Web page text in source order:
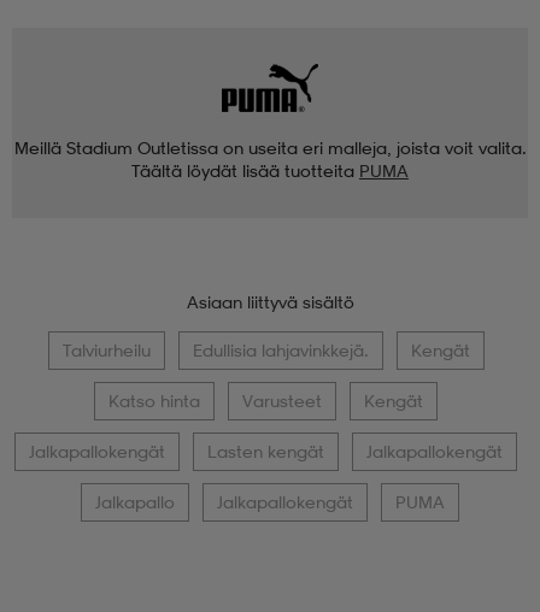
Meillä Stadium Outletissa on useita eri malleja, joista voit valita.
Täältä löydät lisää tuotteita PUMA
Asiaan liittyvä sisältö
Talviurheilu Edullisia lahjavinkkejä. Kengät
Katso hinta Varusteet Kengät
Jalkapallokengät Lasten kengät Jalkapallokengät
Jalkapallo Jalkapallokengät PUMA